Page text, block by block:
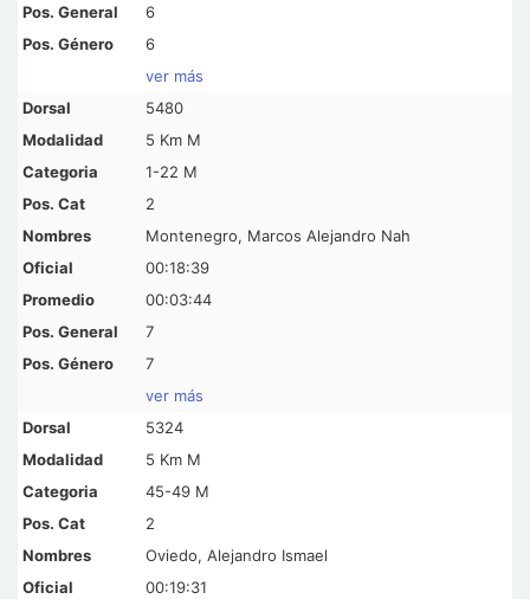
6
6
ver más
5480
5 Km M
1-22 M
2
Montenegro, Marcos Alejandro Nah
00:18:39
00:03:44
7
7
ver más
5324
5 Km M
45-49 M
2
Oviedo, Alejandro Ismael
00:19:31